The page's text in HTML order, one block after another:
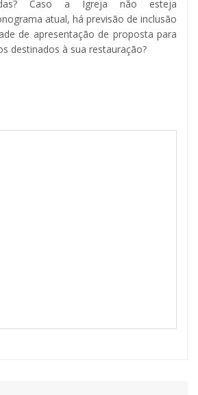
Caso a Igreja não esteja
atual, há previsão de inclusão
de apresentação de proposta para
destinados à sua restauração?